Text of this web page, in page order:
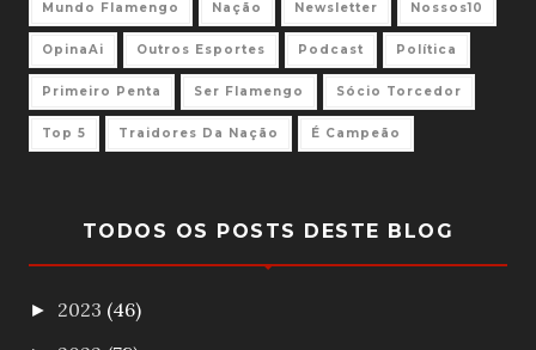
Mundo Flamengo Nação Newsletter Nossos10
OpinaAi Outros Esportes Podcast Política
Primeiro Penta Ser Flamengo Sócio Torcedor
Top 5 Traidores Da Nação É Campeão
TODOS OS POSTS DESTE BLOG
► 2023 (46)